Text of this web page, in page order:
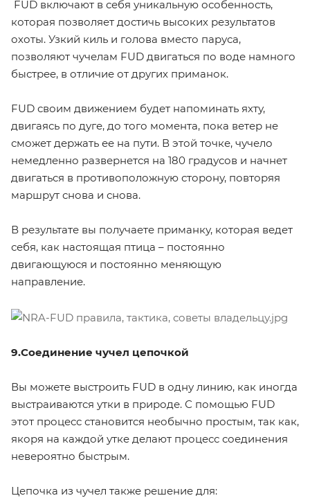
FUD включают в себя уникальную особенность,
которая позволяет достичь высоких результатов
охоты. Узкий киль и голова вместо паруса,
позволяют чучелам FUD двигаться по воде намного
быстрее, в отличие от других приманок.
FUD своим движением будет напоминать яхту,
двигаясь по дуге, до того момента, пока ветер не
сможет держать ее на пути. В этой точке, чучело
немедленно развернется на 180 градусов и начнет
двигаться в противоположную сторону, повторяя
маршрут снова и снова.
В результате вы получаете приманку, которая ведет
себя, как настоящая птица – постоянно
двигающуюся и постоянно меняющую
направление.
9.Соединение чучел цепочкой
Вы можете выстроить FUD в одну линию, как иногда
выстраиваются утки в природе. С помощью FUD
этот процесс становится необычно простым, так как,
якоря на каждой утке делают процесс соединения
невероятно быстрым.
Цепочка из чучел также решение для: